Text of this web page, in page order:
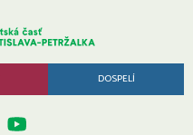
DOSPELÍ